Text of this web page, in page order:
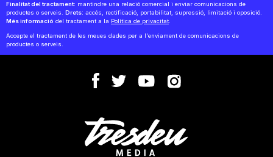
Finalitat del tractament: mantindre una relació comercial i enviar comunicacions de
productes o serveis. Drets: accés, rectificació, portabilitat, supressió, limitació i oposició.
Més informació del tractament a la Política de privacitat.
Accepte el tractament de les meues dades per a l'enviament de comunicacions de
productes o serveis.